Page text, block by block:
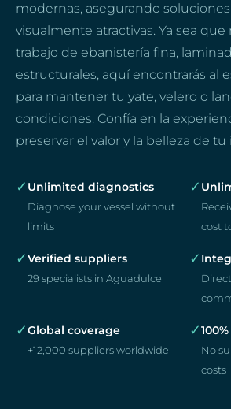
modernas, asegurando
visualmente atractivas. Ya sea
trabajo de ebanistería fina,
estructurales, aquí encontrarás al
para mantener tu yate, velero o
condiciones. Confía en la
preservar el valor y la belleza de
✓ Unlimited diagnostics
Diagnose your vessel without
limits
✓
cost
✓Verified suppliers
29 specialists in Aguadulce
✓
✓Global coverage
+12,000 suppliers worldwide
✓
No
costs